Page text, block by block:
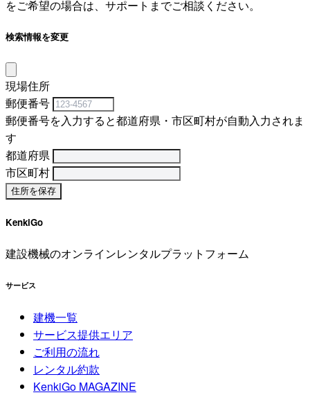
をご希望の場合は、サポートまでご相談ください。
検索情報を変更
現場住所
郵便番号
郵便番号を入力すると都道府県・市区町村が自動入力されま
す
都道府県
市区町村
KenkiGo
建設機械のオンラインレンタルプラットフォーム
サービス
建機一覧
サービス提供エリア
ご利用の流れ
レンタル約款
KenkiGo MAGAZINE